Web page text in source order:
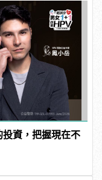
資，把握現在不